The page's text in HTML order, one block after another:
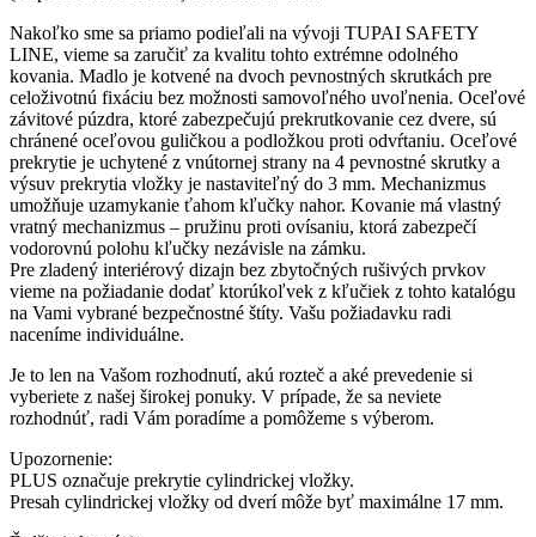
Nakoľko sme sa priamo podieľali na vývoji TUPAI SAFETY
LINE, vieme sa zaručiť za kvalitu tohto extrémne odolného
kovania. Madlo je kotvené na dvoch pevnostných skrutkách pre
celoživotnú fixáciu bez možnosti samovoľného uvoľnenia. Oceľové
závitové púzdra, ktoré zabezpečujú prekrutkovanie cez dvere, sú
chránené oceľovou guličkou a podložkou proti odvŕtaniu. Oceľové
prekrytie je uchytené z vnútornej strany na 4 pevnostné skrutky a
výsuv prekrytia vložky je nastaviteľný do 3 mm. Mechanizmus
umožňuje uzamykanie ťahom kľučky nahor. Kovanie má vlastný
vratný mechanizmus – pružinu proti ovísaniu, ktorá zabezpečí
vodorovnú polohu kľučky nezávisle na zámku.
Pre zladený interiérový dizajn bez zbytočných rušivých prvkov
vieme na požiadanie dodať ktorúkoľvek z kľučiek z tohto katalógu
na Vami vybrané bezpečnostné štíty. Vašu požiadavku radi
naceníme individuálne.
Je to len na Vašom rozhodnutí, akú rozteč a aké prevedenie si
vyberiete z našej širokej ponuky. V prípade, že sa neviete
rozhodnúť, radi Vám poradíme a pomôžeme s výberom.
Upozornenie:
PLUS označuje prekrytie cylindrickej vložky.
Presah cylindrickej vložky od dverí môže byť maximálne 17 mm.